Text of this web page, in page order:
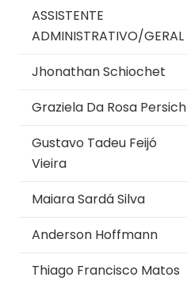
ASSISTENTE
ADMINISTRATIVO/GERAL
Jhonathan Schiochet
Graziela Da Rosa Persich
Gustavo Tadeu Feijó
Vieira
Maiara Sardá Silva
Anderson Hoffmann
Thiago Francisco Matos